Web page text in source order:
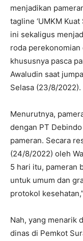
menjadikan
tagline ‘UMKM
ini sekaligus
roda
khususnya pasca
Awaludin saat
Selasa (23/8/2022).
Menurutnya,
dengan PT
pameran. Secara
(24/8/2022) oleh
5 hari itu, pameran
untuk umum dan
protokol
Nah, yang menarik
dinas di Pemkot